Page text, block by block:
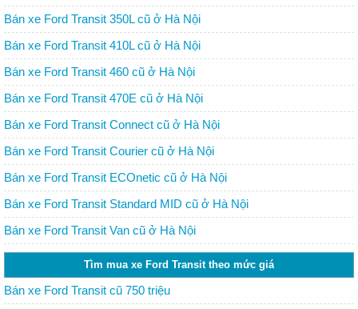
Bán xe Ford Transit 350L cũ ở Hà Nội
Bán xe Ford Transit 410L cũ ở Hà Nội
Bán xe Ford Transit 460 cũ ở Hà Nội
Bán xe Ford Transit 470E cũ ở Hà Nội
Bán xe Ford Transit Connect cũ ở Hà Nội
Bán xe Ford Transit Courier cũ ở Hà Nội
Bán xe Ford Transit ECOnetic cũ ở Hà Nội
Bán xe Ford Transit Standard MID cũ ở Hà Nội
Bán xe Ford Transit Van cũ ở Hà Nội
Tìm mua xe Ford Transit theo mức giá
Bán xe Ford Transit cũ 750 triệu